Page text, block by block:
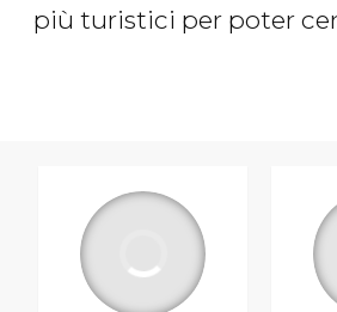
più turistici per poter